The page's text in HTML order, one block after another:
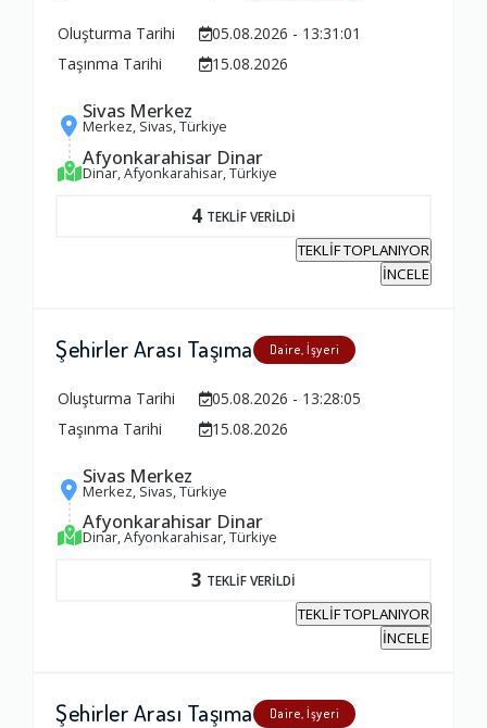
Oluşturma Tarihi
05.08.2026 - 13:31:01
Taşınma Tarihi
15.08.2026
Sivas Merkez
Merkez, Sivas, Türkiye
Afyonkarahisar Dinar
Dinar, Afyonkarahisar, Türkiye
4 TEKLİF VERİLDİ
TEKLİF TOPLANIYOR
İNCELE
Şehirler Arası Taşıma Daire, İşyeri
Oluşturma Tarihi
05.08.2026 - 13:28:05
Taşınma Tarihi
15.08.2026
Sivas Merkez
Merkez, Sivas, Türkiye
Afyonkarahisar Dinar
Dinar, Afyonkarahisar, Türkiye
3 TEKLİF VERİLDİ
TEKLİF TOPLANIYOR
İNCELE
Şehirler Arası Taşıma Daire, İşyeri
Ambalajlama Hizmeti
Firma ile İletişim